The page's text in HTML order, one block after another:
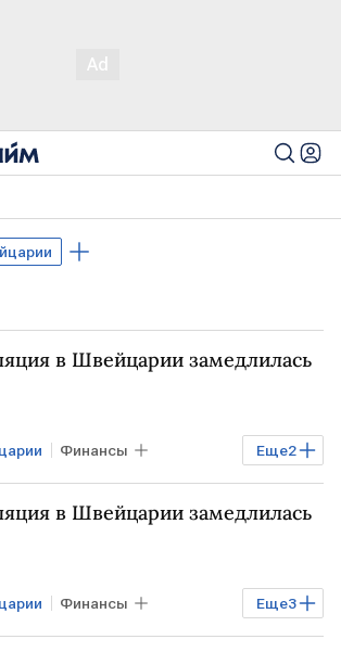
в Швейцарии замедлилась
Еще2
Финансы
ШВЕЙЦАРИЯ
в Швейцарии замедлилась
Еще3
Финансы
ШВЕЙЦАРИЯ